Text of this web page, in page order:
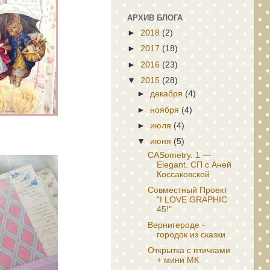
АРХИВ БЛОГА
► 2018 (2)
► 2017 (18)
► 2016 (23)
▼ 2015 (28)
►декабря(4)
► ноября (4)
► июля (4)
▼ июня (5)
CASometry. 1 —
Elegant. СП с Аней
Коссаковской
Совместный Проект
"I LOVE GRAPHIC
45!"
Вернигероде -
городок из сказки
Открытка с птичками
+ мини МК